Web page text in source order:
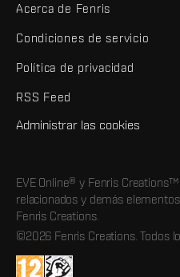
Acerca de Fenris
Condiciones de servicio
Política de privacidad
RSS Feed
Administrar las cookies
EVE Online® y Fenris
relacionados y demás
Fenris Creations.
©2026 Fenris Creations. Todos